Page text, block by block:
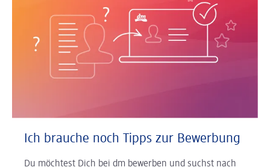
Ich brauche noch Tipps zur Bewerbung
Du möchtest Dich bei dm bewerben und suchst nach